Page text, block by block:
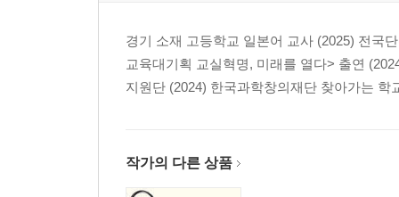
나. LLM의 핵심 원리 한눈에 보기
다. 일반 사용자의 LLM 사용, 무엇이 되고 무엇이
라. 추론 모델의 등장
Ⅳ 서논술형 평가 설계, AI 비서로 깊이를 더하다
경기 소재 고등학교 일본어 교사 (2025) 전국
교육대기획 교실혁명, 미래를 열다> 출연
지원단 (2024) 한국과학창의재단 찾아가는
작가의 다른 상품